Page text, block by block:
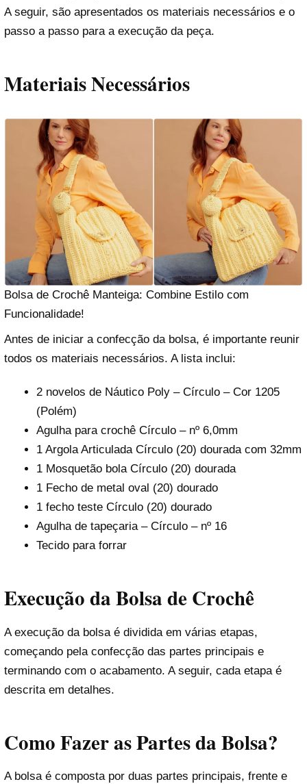
A seguir, são apresentados os materiais necessários e o
passo a passo para a execução da peça.
Materiais Necessários
Bolsa de Crochê Manteiga: Combine Estilo com
Funcionalidade!
Antes de iniciar a confecção da bolsa, é importante reunir
todos os materiais necessários. A lista inclui:
2 novelos de Náutico Poly – Círculo – Cor 1205
(Polém)
Agulha para crochê Círculo – nº 6,0mm
1 Argola Articulada Círculo (20) dourada com 32mm
1 Mosquetão bola Círculo (20) dourada
1 Fecho de metal oval (20) dourado
1 fecho teste Círculo (20) dourado
Agulha de tapeçaria – Círculo – nº 16
Tecido para forrar
Execução da Bolsa de Crochê
A execução da bolsa é dividida em várias etapas,
começando pela confecção das partes principais e
terminando com o acabamento. A seguir, cada etapa é
descrita em detalhes.
Como Fazer as Partes da Bolsa?
A bolsa é composta por duas partes principais, frente e